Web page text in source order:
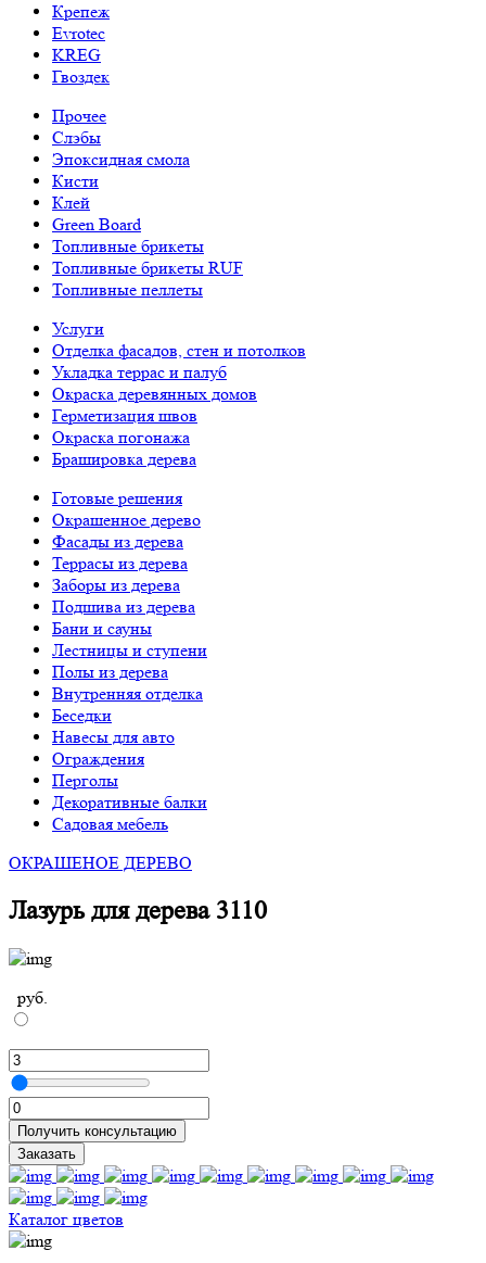
Крепеж
Evrotec
KREG
Гвоздек
Прочее
Слэбы
Эпоксидная смола
Кисти
Клей
Green Board
Топливные брикеты
Топливные брикеты RUF
Топливные пеллеты
Услуги
Отделка фасадов, стен и потолков
Укладка террас и палуб
Окраска деревянных домов
Герметизация швов
Окраска погонажа
Брашировка дерева
Готовые решения
Окрашенное дерево
Фасады из дерева
Террасы из дерева
Заборы из дерева
Подшива из дерева
Бани и сауны
Лестницы и ступени
Полы из дерева
Внутренняя отделка
Беседки
Навесы для авто
Ограждения
Перголы
Декоративные балки
Садовая мебель
ОКРАШЕНОЕ ДЕРЕВО
Лазурь для дерева 3110
руб.
Получить консультацию
Заказать
Каталог цветов